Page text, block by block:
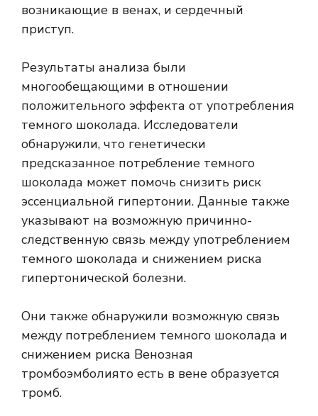
возникающие в венах, и сердечный
приступ.
Результаты анализа были
многообещающими в отношении
положительного эффекта от употребления
темного шоколада. Исследователи
обнаружили, что генетически
предсказанное потребление темного
шоколада может помочь снизить риск
эссенциальной гипертонии. Данные также
указывают на возможную причинно-
следственную связь между употреблением
темного шоколада и снижением риска
гипертонической болезни.
Они также обнаружили возможную связь
между потреблением темного шоколада и
снижением риска Венозная
тромбоэмболиято есть в вене образуется
тромб.